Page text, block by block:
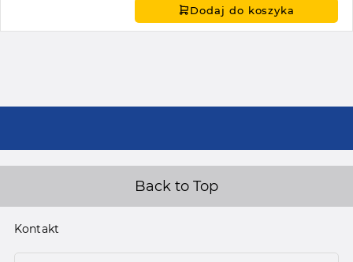
Dodaj do koszyka
Back to Top
Kontakt